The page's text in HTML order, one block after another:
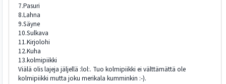
7.Pasuri
8.Lahna
9.Säyne
10.Sulkava
11.Kirjolohi
12.Kuha
13.kolmipiikki
Viälä olis lajeja jäljellä :lol:. Tuo kolmipiikki ei välttämättä ole
kolmipiikki mutta joku merikala kumminkin :-).